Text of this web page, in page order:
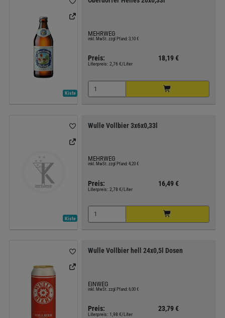
Kiste
MEHRWEG
inkl. MwSt. zzgl Pfand: 3,10 €
Preis: 18,19 €
Literpreis: 2,76 €/Liter
Kiste
Wulle Vollbier 3x6x0,33l
MEHRWEG
inkl. MwSt. zzgl Pfand: 4,20 €
Preis: 16,49 €
Literpreis: 2,78 €/Liter
Wulle Vollbier hell 24x0,5l Dosen
EINWEG
inkl. MwSt. zzgl Pfand: 6,00 €
Preis: 23,79 €
Literpreis: 1,98 €/Liter